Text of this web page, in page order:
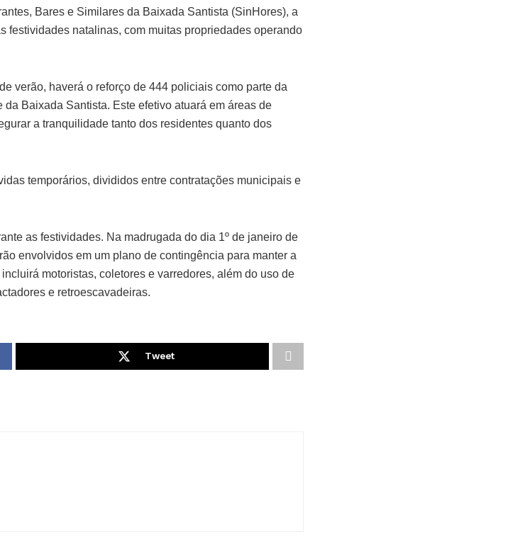
Bares e Similares da Baixada Santista (SinHores), a
festividades natalinas, com muitas propriedades operando
verão, haverá o reforço de 444 policiais como parte da
Baixada Santista. Este efetivo atuará em áreas de
a tranquilidade tanto dos residentes quanto dos
temporários, divididos entre contratações municipais e
as festividades. Na madrugada do dia 1º de janeiro de
envolvidos em um plano de contingência para manter a
motoristas, coletores e varredores, além do uso de
e retroescavadeiras.
Tweet